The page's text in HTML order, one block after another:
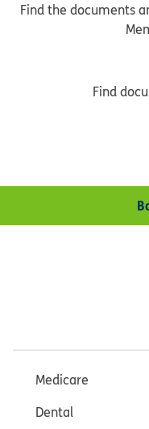
Find the documents
Find
Medicare
Dental